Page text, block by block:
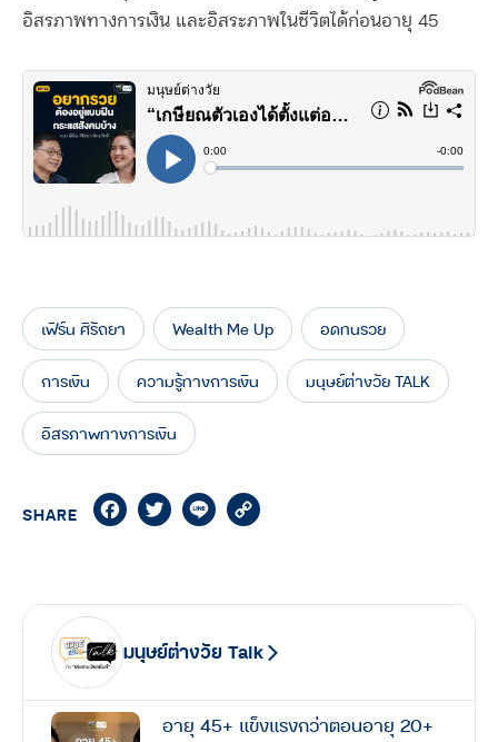
อิสรภาพทางการเงิน และอิสระภาพในชีวิตได้ก่อนอายุ 45
เฟิร์น ศิรัถยา Wealth Me Up อดทนรวย
การเงิน ความรู้ทางการเงิน มนุษย์ต่างวัย TALK
อิสรภาพทางการเงิน
SHARE FacebookTwitterLine
มนุษย์ต่างวัย Talk
อายุ 45+ แข็งแรงกว่าตอนอายุ 20+